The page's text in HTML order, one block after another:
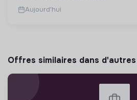
Aujourd'hui
Offres similaires dans